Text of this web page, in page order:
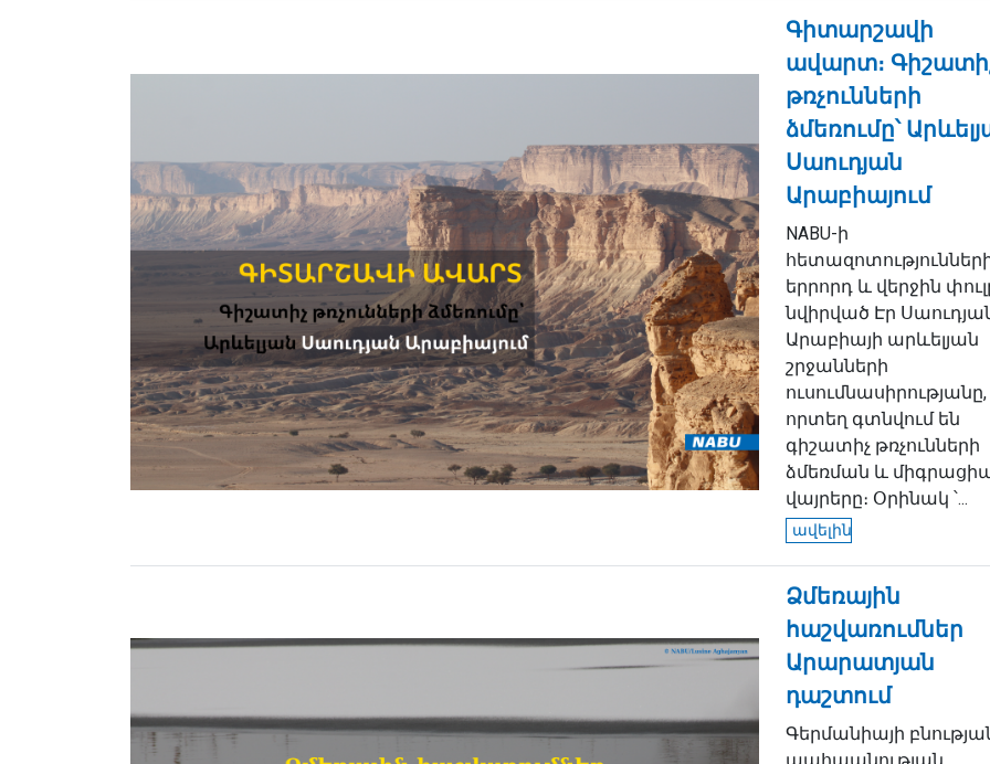
Գիտարշավի
ավարտ։
թռչունների
ձմեռումը՝
Սաուդյան
Արաբիայում
NABU-ի
երրորդ և վերջին
նվիրված Էր
Արաբիայի արևելյան
շրջանների
ուսումնասիրությանը,
որտեղ գտնվում են
գիշատիչ թռչունների
ձմեռման և
վայրերը։ Օրինակ ՝...
ավելին
Ձմեռային
հաշվառումներ
Արարատյան
դաշտում
Գերմանիայի